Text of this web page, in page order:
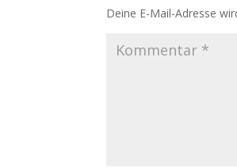
Deine E-Mail-Adresse